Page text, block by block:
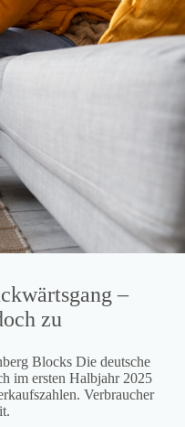
–
zu
Blocks Die deutsche
im ersten Halbjahr 2025
Verbraucher